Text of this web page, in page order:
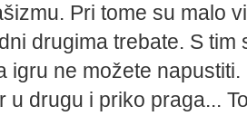
Pri tome su malo
drugima trebate. S
igru ne možete
u drugu i priko praga...